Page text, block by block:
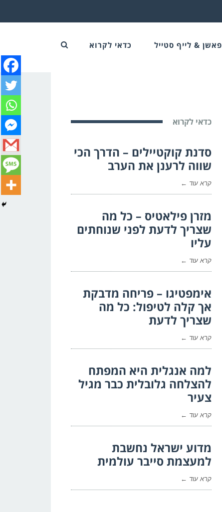
פאשן & לייף סטייל כדאי לקרוא
כדאי לקרוא
סדנת קוקטיילים – הדרך הכי
שווה לרענן את הערב
קרא עוד ←
מזרן פילאטיס – כל מה
שצריך לדעת לפני שנוחתים
עליו
קרא עוד ←
אימפטיגו – פריחה מדבקת
אך קלה לטיפול: כל מה
שצריך לדעת
קרא עוד ←
למה אנגלית היא המפתח
להצלחה גלובלית כבר מגיל
צעיר
קרא עוד ←
מדוע ישראל נחשבת
למעצמת סייבר עולמית
קרא עוד ←